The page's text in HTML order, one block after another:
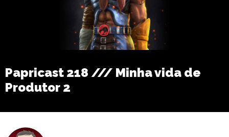
Papricast 218 /// Minha vida de
Produtor 2